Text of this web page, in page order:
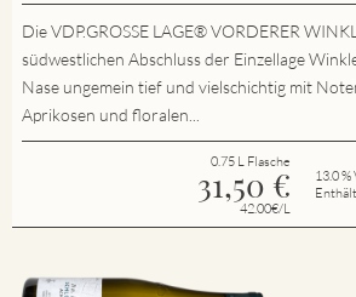
Die VDP.GROSSE LAGE® VORDERER
südwestlichen Abschluss der Einzellage
Nase ungemein tief und vielschichtig mit
Aprikosen und floralen...
0.75 L Flasche
31,50 €
42.00€/L
13.0 %
Enthält